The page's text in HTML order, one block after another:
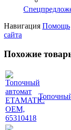
Навигация Помощь
сайта
Похожие